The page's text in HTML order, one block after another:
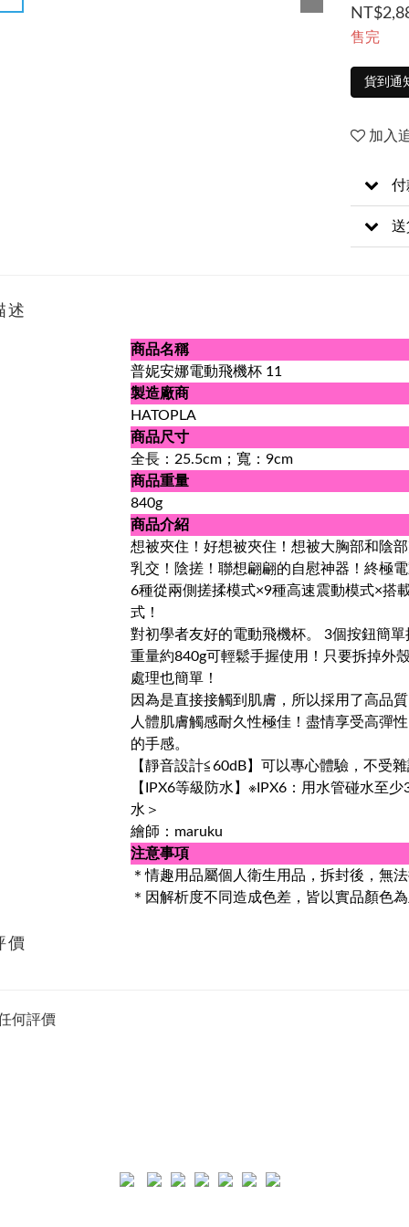
售完
貨到通
加入
付
送
述
商品名稱
普妮安娜電動飛機杯 11
製造廠商
HATOPLA
商品尺寸
全長：25.5cm；寬：9cm
商品重量
840g
商品介紹
想被夾住！好想被夾住！想被大胸部和陰
乳交！陰搓！聯想翩翩的自慰神器！終極
6種從兩側搓揉模式×9種高速震動模式×搭
式！
對初學者友好的電動飛機杯。 3個按鈕簡單
重量約840g可輕鬆手握使用！只要拆掉外
處理也簡單！
因為是直接接觸到肌膚，所以採用了高品
人體肌膚觸感耐久性極佳！盡情享受高彈
的手感。
【靜音設計≦60dB】可以專心體驗，不受
【IPX6等級防水】※IPX6：用水管碰水至
水＞
繪師：maruku
注意事項
＊情趣用品屬個人衛生用品，拆封後，無
＊因解析度不同造成色差，皆以實品顏色
價
何評價